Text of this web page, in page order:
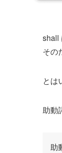
shall
その
とは
助動
助